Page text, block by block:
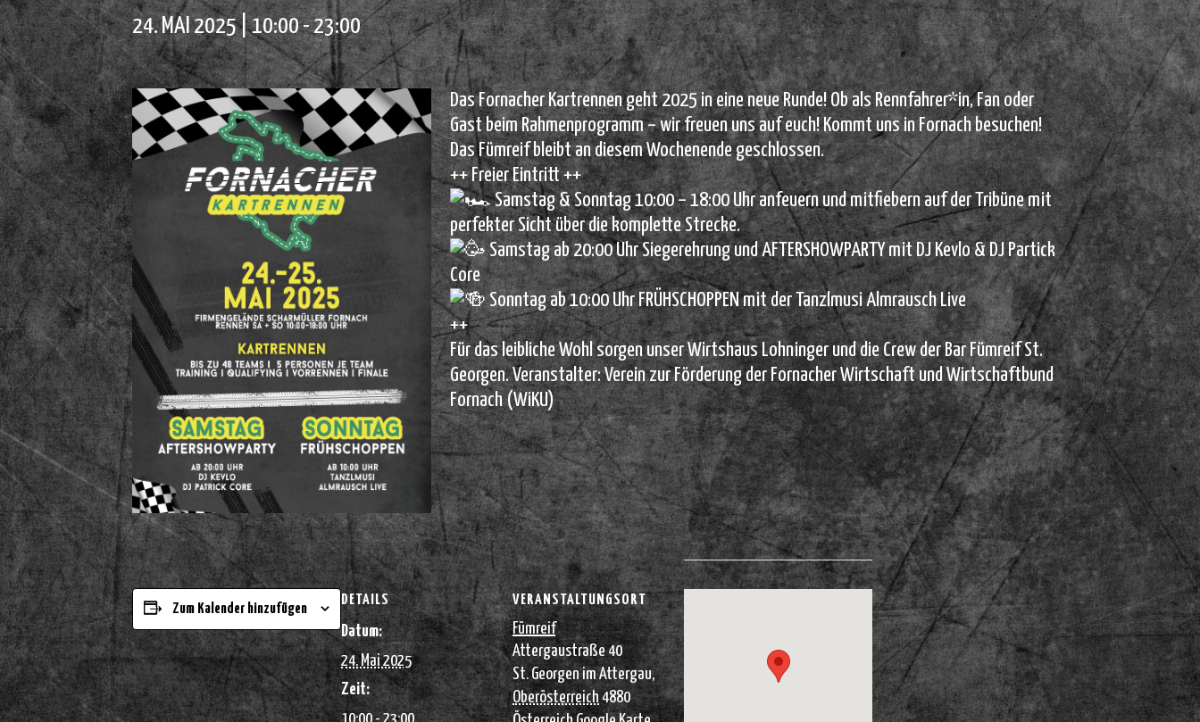
24. MAI 2025 | 10:00-23:00
Das Fornacher Kartrennen geht 2025 in eine neue Runde! Ob als Rennfahrer*in, Fan oder
Gast beim Rahmenprogramm – wir freuen uns auf euch! Kommt uns in Fornach besuchen!
Das Fümreif bleibt an diesem Wochenende geschlossen.
++ Freier Eintritt ++
Samstag & Sonntag 10:00 – 18:00 Uhr anfeuern und mitfiebern auf der Tribüne mit
perfekter Sicht über die komplette Strecke.
Samstag ab 20:00 Uhr Siegerehrung und AFTERSHOWPARTY mit DJ Kevlo & DJ Partick
Core
Sonntag ab 10:00 Uhr FRÜHSCHOPPEN mit der Tanzlmusi Almrausch Live
++
Für das leibliche Wohl sorgen unser Wirtshaus Lohninger und die Crew der Bar Fümreif St.
Georgen. Veranstalter: Verein zur Förderung der Fornacher Wirtschaft und Wirtschaftbund
Fornach (WiKU)
Zum Kalender hinzufügen
DETAILS
Datum:
24. Mai 2025
Zeit:
VERANSTALTUNGSORT
Fümreif
Attergaustraße 40
St. Georgen im Attergau,
Oberösterreich 4880